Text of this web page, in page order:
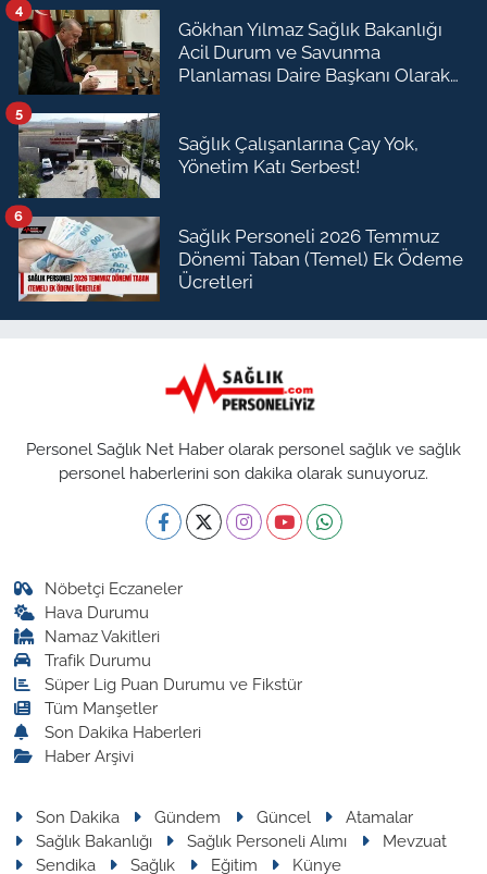
Gökhan Yılmaz Sağlık Bakanlığı
Acil Durum ve Savunma
Planlaması Daire Başkanı Olarak
4
Sağlık Çalışanlarına Çay Yok,
Yönetim Katı Serbest!
5
Sağlık Personeli 2026 Temmuz
Dönemi Taban (Temel) Ek Ödeme
Ücretleri
6
Personel Sağlık Net Haber olarak personel sağlık ve sağlık
personel haberlerini son dakika olarak sunuyoruz.
Nöbetçi Eczaneler
Hava Durumu
Namaz Vakitleri
Trafik Durumu
Süper Lig Puan Durumu ve Fikstür
Tüm Manşetler
Son Dakika Haberleri
Haber Arşivi
Son Dakika Gündem Güncel
Atamalar
Sağlık Bakanlığı
Sağlık Personeli Alımı
Mevzuat
Sendika
Sağlık Eğitim Künye